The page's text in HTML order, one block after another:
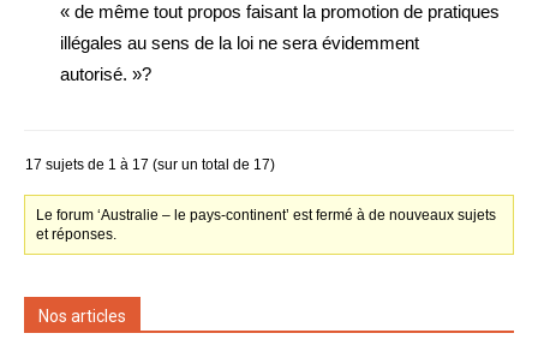
« de même tout propos faisant la promotion de pratiques
illégales au sens de la loi ne sera évidemment
autorisé. »?
17 sujets de 1 à 17 (sur un total de 17)
Le forum ‘Australie – le pays-continent’ est fermé à de nouveaux sujets
et réponses.
Nos articles